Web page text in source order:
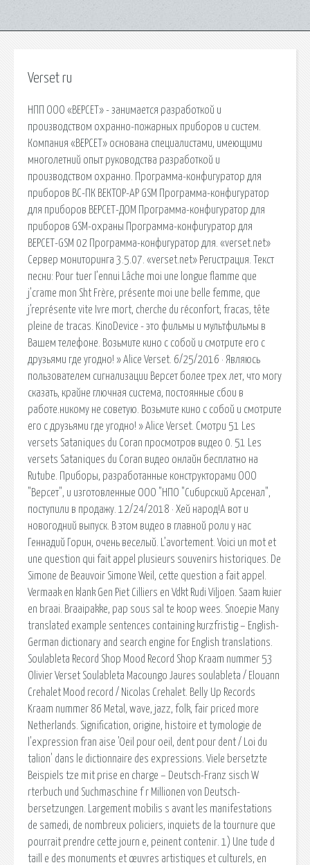
Verset ru
НПП ООО «ВЕРСЕТ» - занимается разработкой и
производством охранно-пожарных приборов и систем.
Компания «ВЕРСЕТ» основана специалистами, имеющими
многолетний опыт руководства разработкой и
производством охранно. Программа-конфигуратор для
приборов ВС-ПК ВЕКТОР-АР GSM Программа-конфигуратор
для приборов ВЕРСЕТ-ДОМ Программа-конфигуратор для
приборов GSM-охраны Программа-конфигуратор для
ВЕРСЕТ-GSM 02 Программа-конфигуратор для. «verset.net»
Сервер мониторинга 3.5.07. «verset.net» Регистрация. Текст
песни: Pour tuer l’ennui Lâche moi une longue flamme que
j’crame mon Sht Frère, présente moi une belle femme, que
j’représente vite Ivre mort, cherche du réconfort, fracas, tête
pleine de tracas. KinoDevice - это фильмы и мультфильмы в
Вашем телефоне. Возьмите кино с собой и смотрите его с
друзьями где угодно! » Alice Verset. 6/25/2016 · Являюсь
пользователем сигнализации Версет более трех лет, что могу
сказать, крайне глючная система, постоянные сбои в
работе.никому не советую. Возьмите кино с собой и смотрите
его с друзьями где угодно! » Alice Verset. Смотри 51 Les
versets Sataniques du Coran просмотров видео 0. 51 Les
versets Sataniques du Coran видео онлайн бесплатно на
Rutube. Приборы, разработанные конструкторами ООО
"Версет", и изготовленные ООО "НПО "Сибирский Арсенал",
поступили в продажу. 12/24/2018 · Хей народ!А вот и
новогодний выпуск. В этом видео в главной роли у нас
Геннадий Горин, очень веселый. L’avortement. Voici un mot et
une question qui fait appel plusieurs souvenirs historiques. De
Simone de Beauvoir Simone Weil, cette question a fait appel.
Vermaak en klank Gen Piet Cilliers en Vdkt Rudi Viljoen. Saam kuier
en braai. Braaipakke, pap sous sal te koop wees. Snoepie Many
translated example sentences containing kurzfristig – English-
German dictionary and search engine for English translations.
Soulableta Record Shop Mood Record Shop Kraam nummer 53
Olivier Verset Soulableta Macoungo Jaures soulableta / Elouann
Crehalet Mood record / Nicolas Crehalet. Belly Up Records
Kraam nummer 86 Metal, wave, jazz, folk, fair priced more
Netherlands. Signification, origine, histoire et tymologie de
l'expression fran aise 'Oeil pour oeil, dent pour dent / Loi du
talion' dans le dictionnaire des expressions. Viele bersetzte
Beispiels tze mit prise en charge – Deutsch-Franz sisch W
rterbuch und Suchmaschine f r Millionen von Deutsch-
bersetzungen. Largement mobilis s avant les manifestations
de samedi, de nombreux policiers, inquiets de la tournure que
pourrait prendre cette journ e, peinent contenir. 1) Une tude d
taill e des monuments et œuvres artistiques et culturels, en